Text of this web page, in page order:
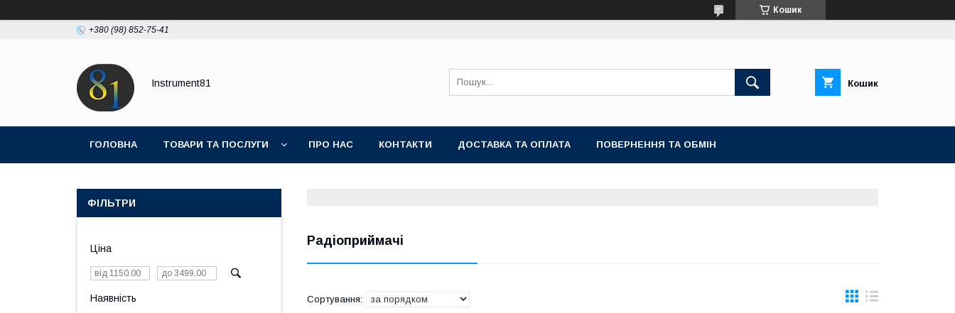
Кошик
+380 (98) 852-75-41
Instrument81 Кошик
ГОЛОВНА ТОВАРИ ТА ПОСЛУГИ ПРО НАС КОНТАКТИ ДОСТАВКА ТА ОПЛАТА ПОВЕРНЕННЯ ТА ОБМІН
Радіоприймачі
ФІЛЬТРИ
Ціна
Наявність